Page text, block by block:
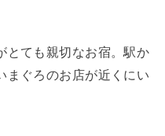
とても親切なお宿。駅か
まぐろのお店が近くにい